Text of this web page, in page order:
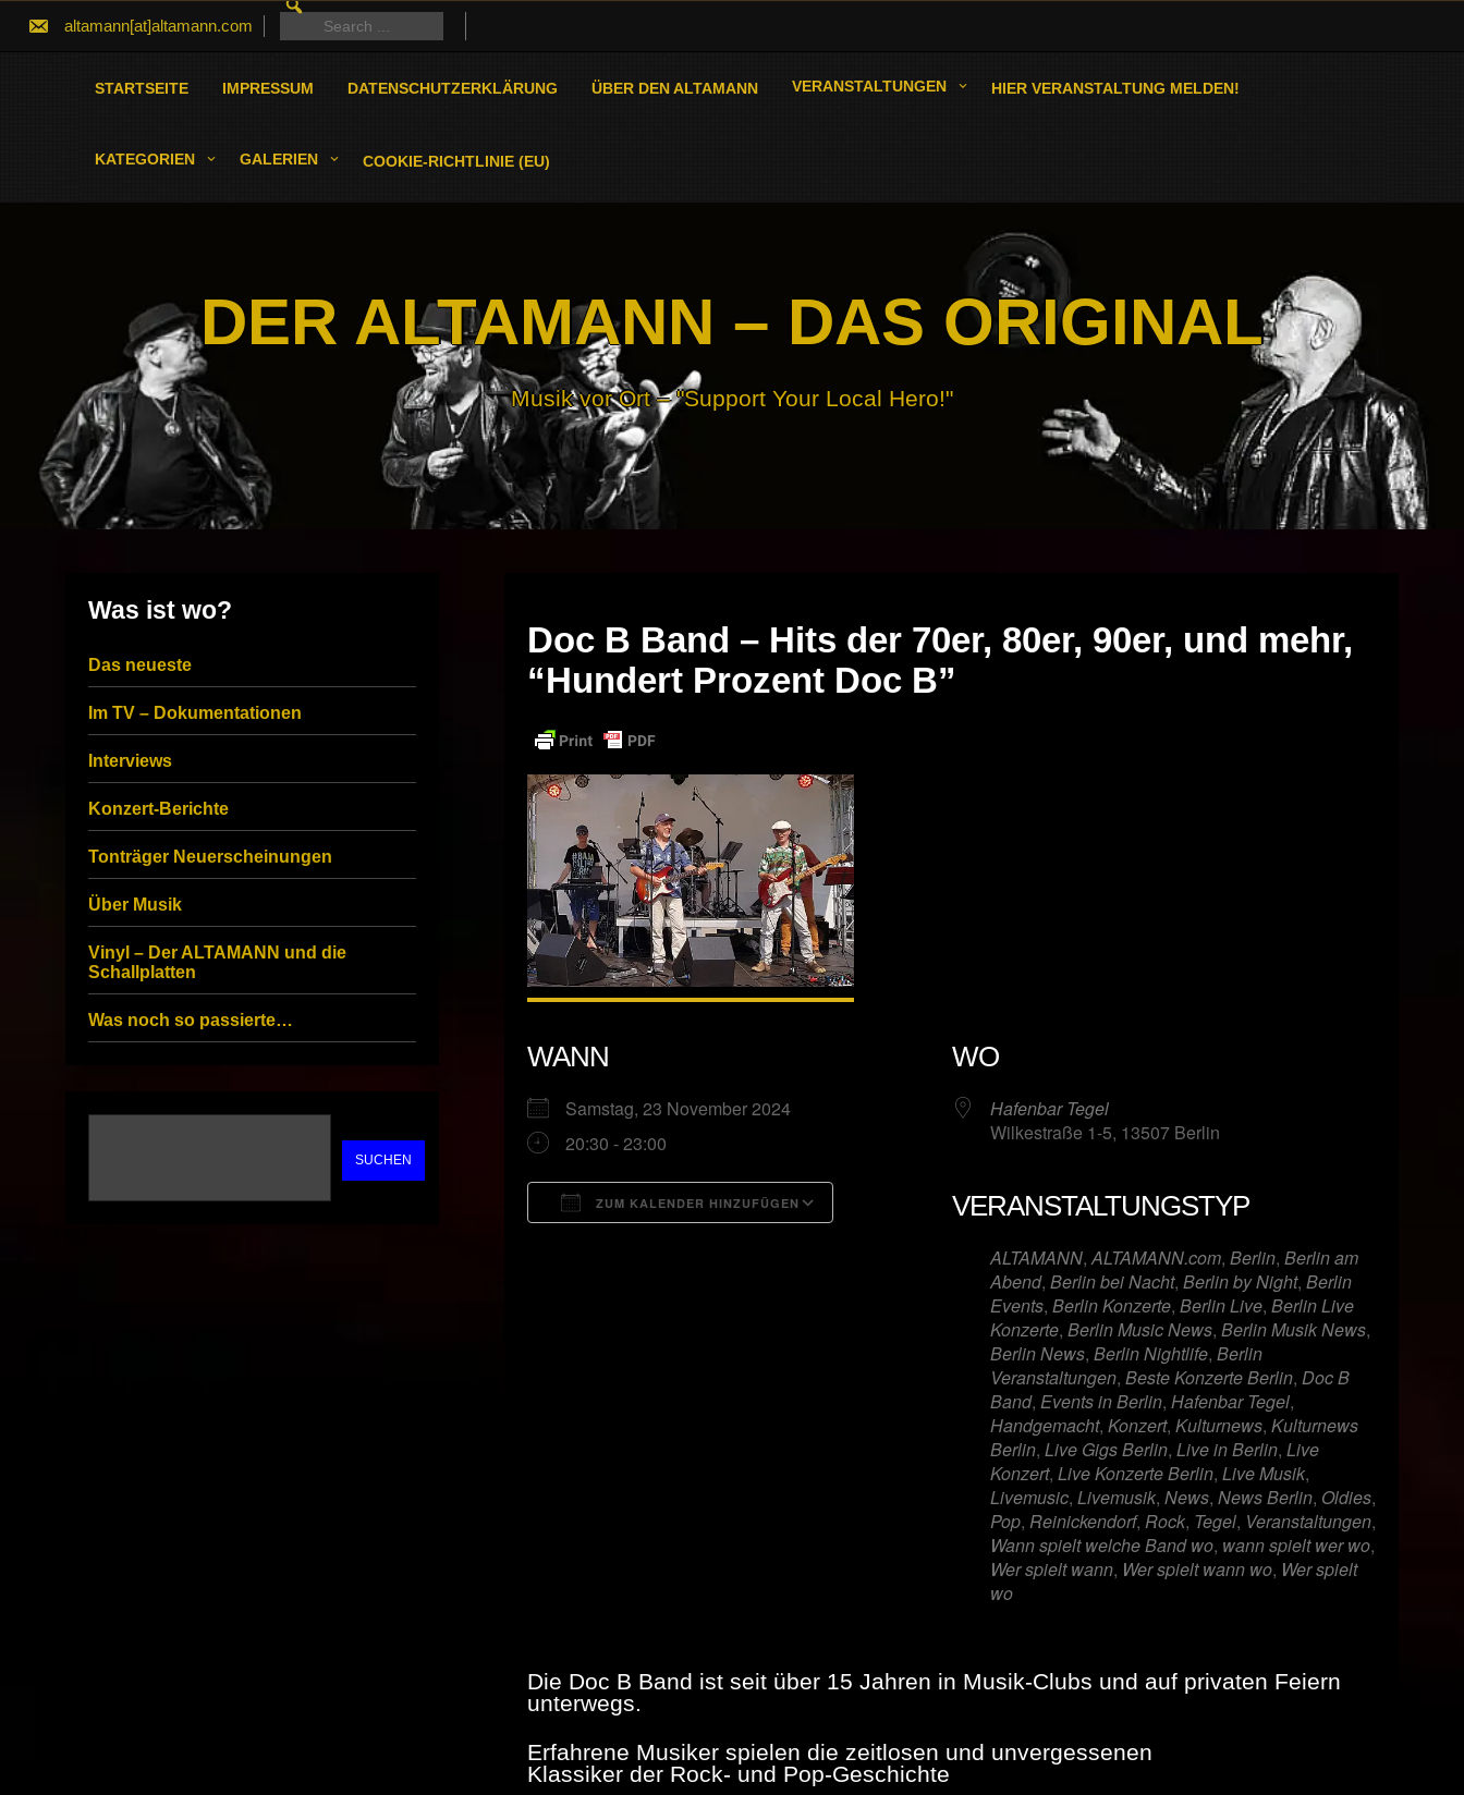
altamann[at]altamann.com
FOR:
Search
for:
STARTSEITE IMPRESSUM DATENSCHUTZERKLÄRUNG ÜBER DEN ALTAMANN VERANSTALTUNGEN HIER VERANSTALTUNG MELDEN!
KATEGORIEN GALERIEN COOKIE-RICHTLINIE (EU)
DER ALTAMANN – DAS ORIGINAL
Musik vor Ort – "Support Your Local Hero!"
Doc B Band – Hits der 70er, 80er, 90er, und mehr,
“Hundert Prozent Doc B”
WANN
Samstag, 23 November 2024
20:30 - 23:00
ZUM KALENDER HINZUFÜGEN
WO
Hafenbar Tegel
Wilkestraße 1-5, 13507 Berlin
VERANSTALTUNGSTYP
ALTAMANN,ALTAMANN.com, Berlin, Berlin am
Abend, Berlin bei Nacht, Berlin by Night, Berlin
Events, Berlin Konzerte, Berlin Live, Berlin Live
Konzerte, Berlin Music News, Berlin Musik News,
Berlin News, Berlin Nightlife, Berlin
Veranstaltungen, Beste Konzerte Berlin, Doc B
Band, Events in Berlin, Hafenbar Tegel,
Handgemacht, Konzert, Kulturnews, Kulturnews
Berlin, Live Gigs Berlin, Live in Berlin, Live
Konzert, Live Konzerte Berlin, Live Musik,
Livemusic, Livemusik, News, News Berlin, Oldies,
Pop, Reinickendorf, Rock, Tegel, Veranstaltungen,
Wann spielt welche Band wo, wann spielt wer wo,
Wer spielt wann, Wer spielt wann wo, Wer spielt
wo
Die Doc B Band ist seit über 15 Jahren in Musik-Clubs und auf privaten Feiern
unterwegs.
Erfahrene Musiker spielen die zeitlosen und unvergessenen
Klassiker der Rock- und Pop-Geschichte
Was ist wo?
Das neueste
Im TV – Dokumentationen
Interviews
Konzert-Berichte
Tonträger Neuerscheinungen
Über Musik
Vinyl – Der ALTAMANN und die
Schallplatten
Was noch so passierte…
SUCHEN